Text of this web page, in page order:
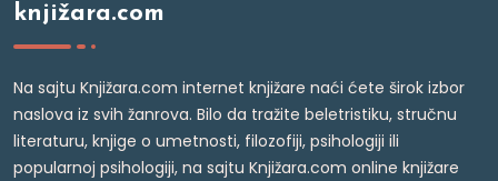
knjižara.com
Na sajtu Knjižara.com internet knjižare naći ćete širok izbor
naslova iz svih žanrova. Bilo da tražite beletristiku, stručnu
literaturu, knjige o umetnosti, filozofiji, psihologiji ili
popularnoj psihologiji, na sajtu Knjižara.com online knjižare